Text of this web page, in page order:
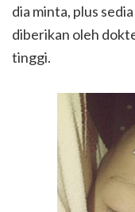
dia minta, plus
diberikan oleh
tinggi.